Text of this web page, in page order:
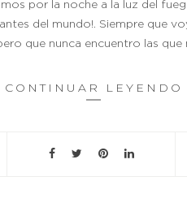
por la noche a la luz del
del mundo!. Siempre que
que nunca encuentro las que
CONTINUAR LEYENDO